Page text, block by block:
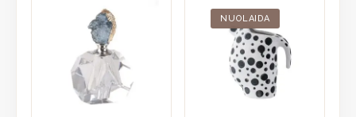
NUOLAIDA
was:
56,90 €.
is: